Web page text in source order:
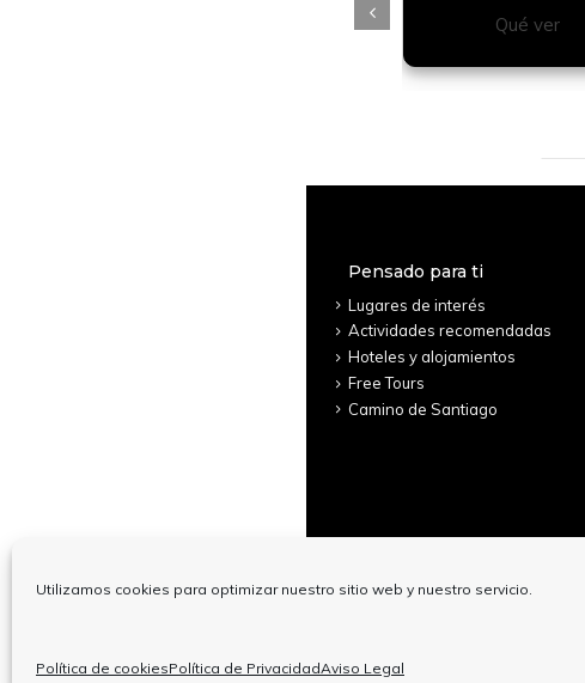
Utilizamos cookies para optimizar nuestro sitio web y nuestro servicio.
Política de cookiesPolítica de PrivacidadAviso Legal
Qué ver
Pensado para ti
Lugares de interés
Actividades recomendadas
Hoteles y alojamientos
Free Tours
Camino de Santiago